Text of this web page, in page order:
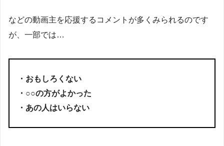
などの動画主を応援するコメントが多くみられるのです
が、一部では…
・おもしろくない
・○○の方がよかった
・あの人はいらない